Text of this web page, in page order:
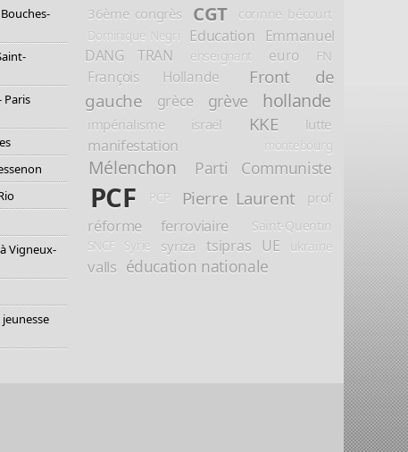
Paris
Vigneux-
36ème congrès CGT corinne bécourt
Dominique Negri Education
Emmanuel
DANG TRAN
enseignant euro FN
François Hollande
Front de
gauche
grèce grève hollande
impérialisme israël KKE lutte
manifestation montebourg
Mélenchon Parti Communiste
PCF PCP Pierre Laurent prof
réforme ferroviaire Saint-Quentin
SNCF Syrie syriza tsipras UE ukraine
valls éducation nationale